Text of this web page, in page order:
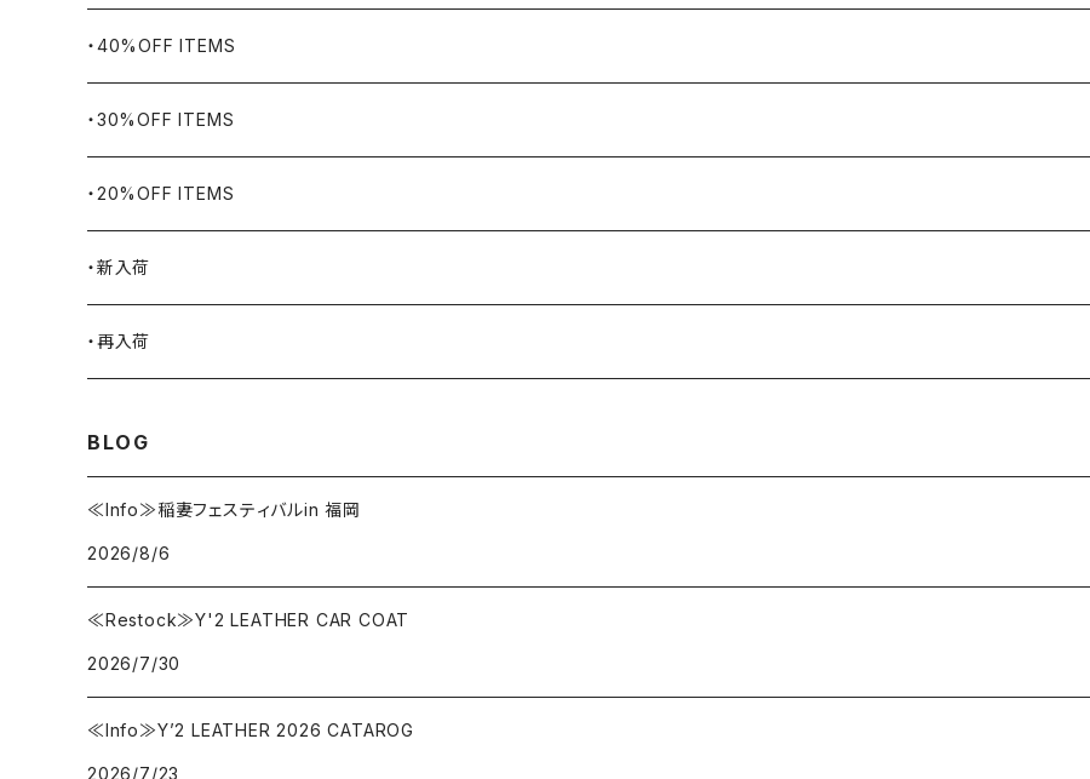
BHADUR
Bills KHAKIS
BLUCO
Blundstone
BLACK JACK BOOTS
CAMBER
ネックレス・ペンダント
ピンズ・ブローチ
腕時計
アウトドア用品
ナバホラグ・ビンテージラグ
ブランケット
食品
ライター
エプロン
・40%OFF ITEMS
・30%OFF ITEMS
・20%OFF ITEMS
・新入荷
2026.7.31
2026.7.6
・再入荷
2026.7.23
BLOG
≪Info≫稲妻フェスティバルin 福岡
2026/8/6
≪Restock≫Y'2 LEATHER CAR COAT
2026/7/30
≪Info≫Y’2 LEATHER 2026 CATAROG
2026/7/23